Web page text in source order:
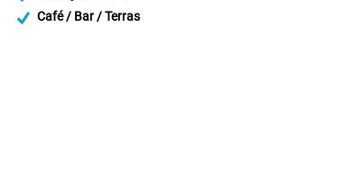
Café / Bar / Terras